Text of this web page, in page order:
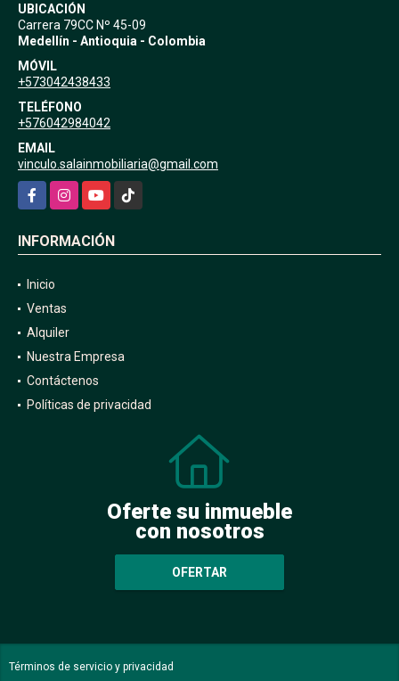
UBICACIÓN
Carrera 79CC Nº 45-09
Medellín - Antioquia - Colombia
MÓVIL
+573042438433
TELÉFONO
+576042984042
EMAIL
vinculo.salainmobiliaria@gmail.com
FacebookInstagramYouTubeTikTok
INFORMACIÓN
Inicio
Ventas
Alquiler
Nuestra Empresa
Contáctenos
Políticas de privacidad
Oferte su inmueble
con nosotros
OFERTAR
Términos de servicio y privacidad